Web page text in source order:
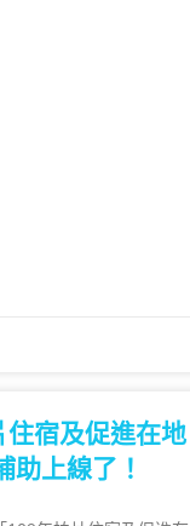
宿及促進在地
助上線了！